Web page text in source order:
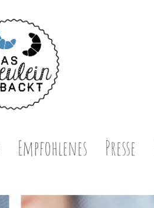
Empfohlenes Presse